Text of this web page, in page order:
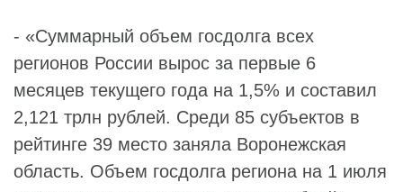
- «Суммарный объем госдолга всех
регионов России вырос за первые 6
месяцев текущего года на 1,5% и составил
2,121 трлн рублей. Среди 85 субъектов в
рейтинге 39 место заняла Воронежская
область. Объем госдолга региона на 1 июля